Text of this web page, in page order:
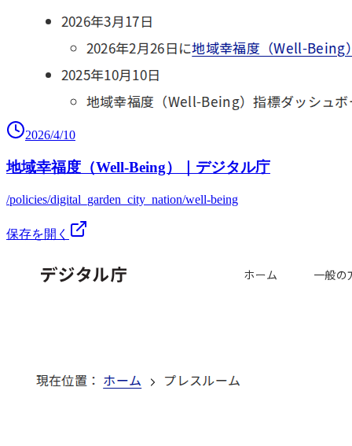
2026/4/10
地域幸福度（Well-Being）｜デジタル庁
/policies/digital_garden_city_nation/well-being
保存を開く